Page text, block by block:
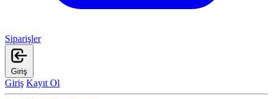
Siparişler
Giriş
Giriş Kayıt Ol